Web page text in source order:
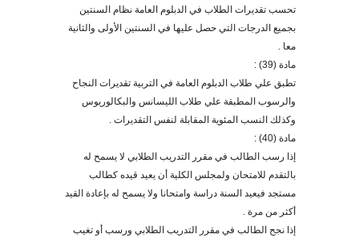
تحسب تقديرات الطلاب في الدبلوم العامة نظام السنتين
بجميع الدرجات التي حصل عليها في السنتين الأولى والثانية
معا .
مادة (39) :
تطبق علي طلاب الدبلوم العامة في التربية تقديرات النجاح
والرسوب المطبقة علي طلاب الليسانس والبكالوريوس
وكذلك النسب المئوية المقابلة لنفس التقديرات .
مادة (40) :
إذا رسب الطالب في مقرر التدريب الطلابي لا يسمح له
بالتقدم للامتحان ولمجلس الكلية أن يعيد قيده كطالب
مستجد فيعيد السنة دراسة وامتحانا ولا يسمح له بإعادة القيد
أكثر من مرة .
إذا نجح الطالب في مقرر التدريب الطلابي ورسب أو تغيب